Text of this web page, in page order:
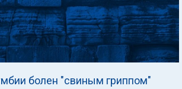
болен "свиным гриппом"